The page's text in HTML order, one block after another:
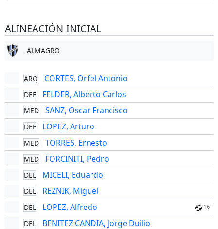
ALINEACIÓN INICIAL
ALMAGRO
ARQ CORTES, Orfel Antonio
DEF FELDER, Alberto Carlos
MED SANZ, Oscar Francisco
DEF LOPEZ, Arturo
MED TORRES, Ernesto
MED FORCINITI, Pedro
DEL MICELI, Eduardo
DEL REZNIK, Miguel
DEL LOPEZ, Alfredo 16'
DEL BENITEZ CANDIA, Jorge Duilio